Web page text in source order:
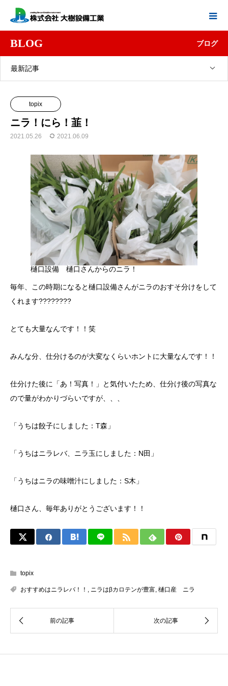
BLOG ブログ
最新記事
topix
ニラ！にら！韮！
2021.05.26 2021.06.09
樋口設備 樋口さんからのニラ！
毎年、この時期になると樋口設備さんがニラのおすそ分けをして
くれます????????
とても大量なんです！！笑
みんな分、仕分けるのが大変なくらいホントに大量なんです！！
仕分けた後に「あ！写真！」と気付いたため、仕分け後の写真な
ので量がわかりづらいですが、、、
「うちは餃子にしました：T森」
「うちはニラレバ、ニラ玉にしました：N田」
「うちはニラの味噌汁にしました：S木」
樋口さん、毎年ありがとうございます！！
topix
おすすめはニラレバ！！ ニラはβカロテンが豊富 樋口産 ニラ